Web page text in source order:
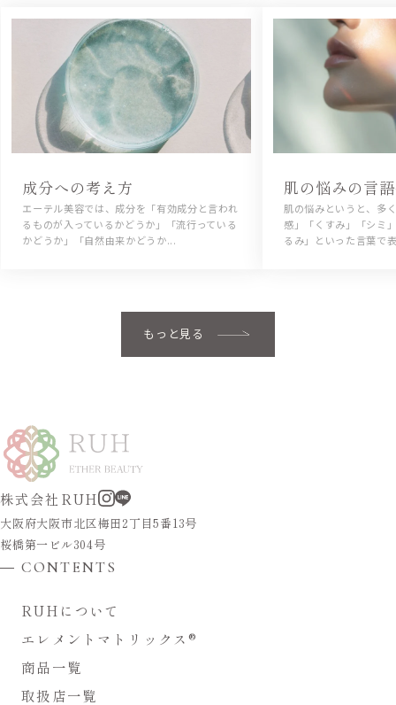
成分への考え方
エーテル美容では、成分を「有効成分と言われ
るものが入っているかどうか」「流行っている
かどうか」「自然由来かどうか...
肌の悩みの言
肌の悩みというと、多
感」「くすみ」「シミ
るみ」といった言葉で
もっと見る
株式会社RUH
大阪府大阪市北区梅田2丁目5番13号
桜橋第一ビル304号
CONTENTS
RUH に つ いて
エ レ メ ン ト マ ト リ ッ ク ス®
商品一覧
取扱 店一覧